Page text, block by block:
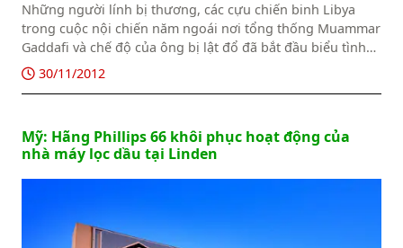
Những người lính bị thương, các cựu chiến binh Libya
trong cuộc nội chiến năm ngoái nơi tổng thống Muammar
Gaddafi và chế độ của ông bị lật đổ đã bắt đầu biểu tình
bên ngoài nhà máy lọc dầu chính của Libya.
30/11/2012
Mỹ: Hãng Phillips 66 khôi phục hoạt động của
nhà máy lọc dầu tại Linden